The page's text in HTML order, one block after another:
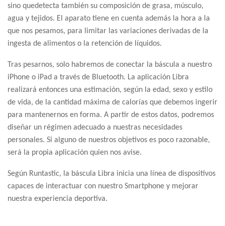
sino quedetecta también su composición de grasa, músculo,
agua y tejidos. El aparato tiene en cuenta además la hora a la
que nos pesamos, para limitar las variaciones derivadas de la
ingesta de alimentos o la retención de líquidos.
Tras pesarnos, solo habremos de conectar la báscula a nuestro
iPhone o iPad a través de Bluetooth. La aplicación Libra
realizará entonces una estimación, según la edad, sexo y estilo
de vida, de la cantidad máxima de calorías que debemos ingerir
para mantenernos en forma. A partir de estos datos, podremos
diseñar un régimen adecuado a nuestras necesidades
personales. Si alguno de nuestros objetivos es poco razonable,
será la propia aplicación quien nos avise.
Según Runtastic, la báscula Libra inicia una línea de dispositivos
capaces de interactuar con nuestro Smartphone y mejorar
nuestra experiencia deportiva.